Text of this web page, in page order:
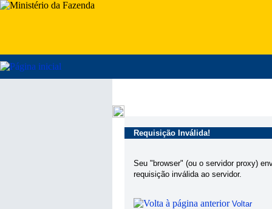
Requisição Inválida!
Seu "browser" (ou o servidor proxy)
requisição inválida ao servidor.
Voltar